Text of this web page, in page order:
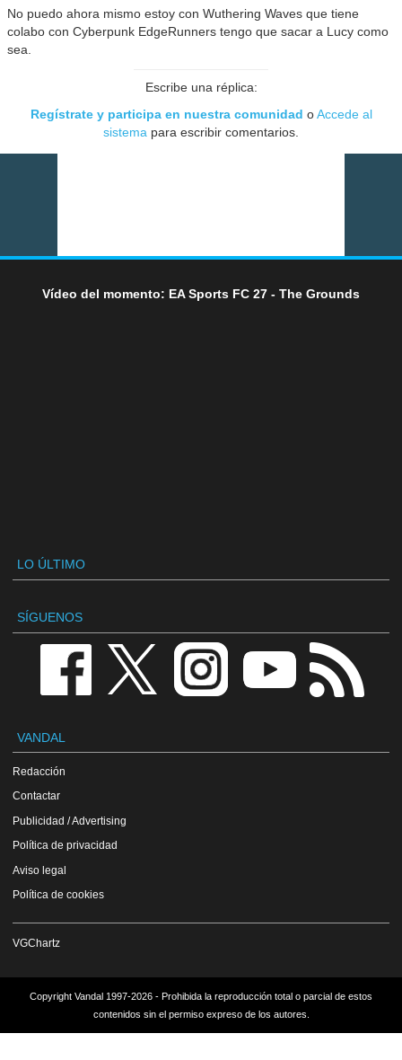
No puedo ahora mismo estoy con Wuthering Waves que tiene
colabo con Cyberpunk EdgeRunners tengo que sacar a Lucy como
sea.
Escribe una réplica:
Regístrate y participa en nuestra comunidad oAccede al
sistema para escribir comentarios.
Vídeo del momento: EA Sports FC 27 - The Grounds
LO ÚLTIMO
SÍGUENOS
VANDAL
Redacción
Contactar
Publicidad / Advertising
Política de privacidad
Aviso legal
Política de cookies
VGChartz
Copyright Vandal 1997-2026 - Prohibida la reproducción total o parcial de estos
contenidos sin el permiso expreso de los autores.